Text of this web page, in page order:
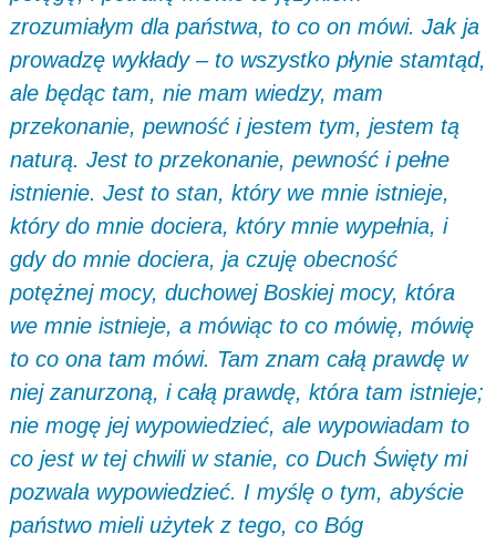
zrozumiałym dla państwa, to co on mówi. Jak ja
prowadzę wykłady – to wszystko płynie stamtąd,
ale będąc tam, nie mam wiedzy, mam
przekonanie, pewność i jestem tym, jestem tą
naturą. Jest to przekonanie, pewność i pełne
istnienie. Jest to stan, który we mnie istnieje,
który do mnie dociera, który mnie wypełnia, i
gdy do mnie dociera, ja czuję obecność
potężnej mocy, duchowej Boskiej mocy, która
we mnie istnieje, a mówiąc to co mówię, mówię
to co ona tam mówi. Tam znam całą prawdę w
niej zanurzoną, i całą prawdę, która tam istnieje;
nie mogę jej wypowiedzieć, ale wypowiadam to
co jest w tej chwili w stanie, co Duch Święty mi
pozwala wypowiedzieć. I myślę o tym, abyście
państwo mieli użytek z tego, co Bóg